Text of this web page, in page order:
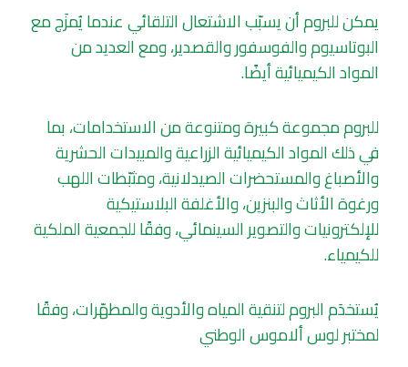
يمكن للبروم أن يسبّب الاشتعال التلقائي عندما يُمزَج مع
البوتاسيوم والفوسفور والقصدير، ومع العديد من
المواد الكيميائية أيضًا.
للبروم مجموعة كبيرة ومتنوعة من الاستخدامات، بما
في ذلك المواد الكيميائية الزراعية والمبيدات الحشرية
والأصباغ والمستحضرات الصيدلانية، ومثبّطات اللهب
ورغوة الأثاث والبنزين، والأغلفة البلاستيكية
للإلكترونيات والتصوير السينمائي، وفقًا للجمعية الملكية
للكيمياء.
يُستخدَم البروم لتنقية المياه والأدوية والمطهّرات، وفقًا
لمختبر لوس ألاموس الوطني